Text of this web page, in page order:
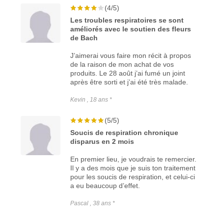
(4/5)
Les troubles respiratoires se sont
améliorés avec le soutien des fleurs
de Bach
J’aimerai vous faire mon récit à propos
de la raison de mon achat de vos
produits. Le 28 août j’ai fumé un joint
après être sorti et j’ai été très malade.
Kevin , 18 ans *
(5/5)
Soucis de respiration chronique
disparus en 2 mois
En premier lieu, je voudrais te remercier.
Il y a des mois que je suis ton traitement
pour les soucis de respiration, et celui-ci
a eu beaucoup d’effet.
Pascal , 38 ans *